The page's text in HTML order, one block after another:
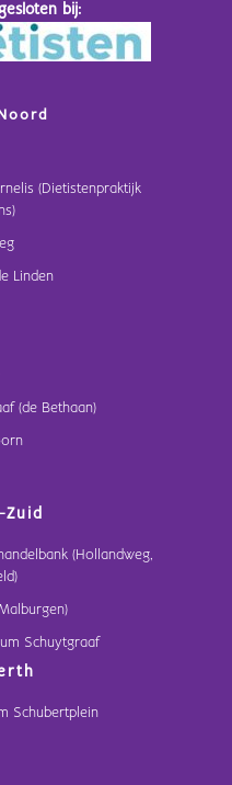
bij:
(Dietistenpraktijk
Linden
(de Bethaan)
(Hollandweg,
Schuytgraaf
Schubertplein